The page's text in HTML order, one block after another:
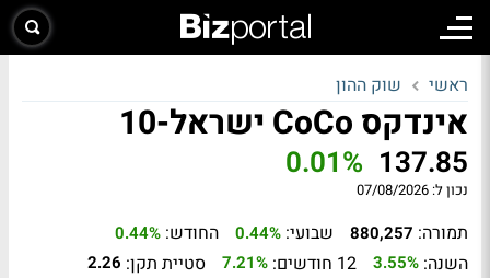
ראשי שוק ההון
אינדקס CoCo ישראל-10
137.85
0.01%
נכון ל: 07/08/2026
תמורה: 880,257 שבועי: 0.44% החודש: 0.44%
השנה: 3.55% 12 חודשים: 7.21% סטיית תקן: 2.26